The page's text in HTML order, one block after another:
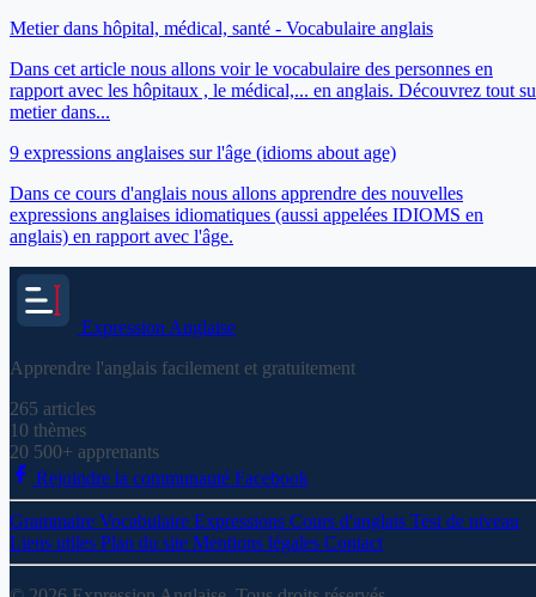
Metier dans hôpital, médical, santé - Vocabulaire anglais
Dans cet article nous allons voir le vocabulaire des personnes en
rapport avec les hôpitaux , le médical,... en anglais. Découvrez tout
metier dans...
9 expressions anglaises sur l'âge (idioms about age)
Dans ce cours d'anglais nous allons apprendre des nouvelles
expressions anglaises idiomatiques (aussi appelées IDIOMS en
anglais) en rapport avec l'âge.
Expression Anglaise
Apprendre l'anglais facilement et gratuitement
265 articles
10 thèmes
20 500+ apprenants
Rejoindre la communauté Facebook
Grammaire Vocabulaire Expressions Cours d'anglais Test de niveau
Liens utiles Plan du site Mentions légales Contact